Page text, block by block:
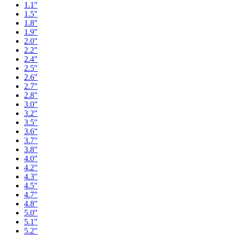
1.1"
1.5"
1.8"
1.9"
2.0"
2.2"
2.4"
2.5"
2.6"
2.7"
2.8"
3.0"
3.2"
3.5"
3.6"
3.7"
3.8"
4.0"
4.2"
4.3"
4.5"
4.7"
4.8"
5.0"
5.1"
5.2"